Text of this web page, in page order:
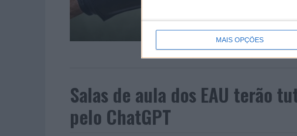
MAIS OPÇÕES
Salas de aula dos EAU terão
pelo ChatGPT